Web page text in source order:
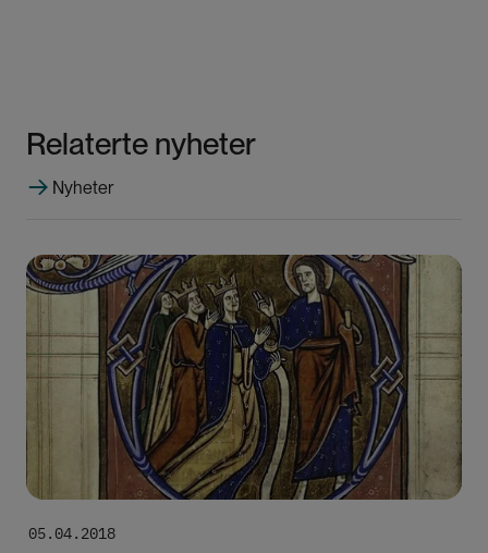
Relaterte nyheter
Nyheter
05.04.2018
Bilde